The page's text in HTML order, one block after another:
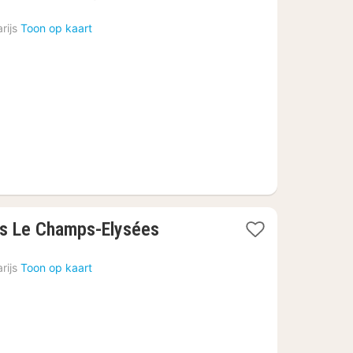
Toon op kaart
Le Champs-Elysées
Toon op kaart